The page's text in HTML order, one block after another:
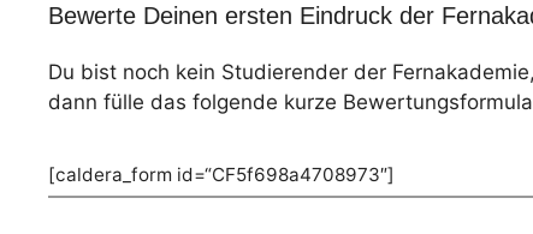
Bewerte Deinen ersten Eindruck der
Du bist noch kein Studierender der
dann fülle das folgende kurze
[caldera_form id=“CF5f698a4708973″]